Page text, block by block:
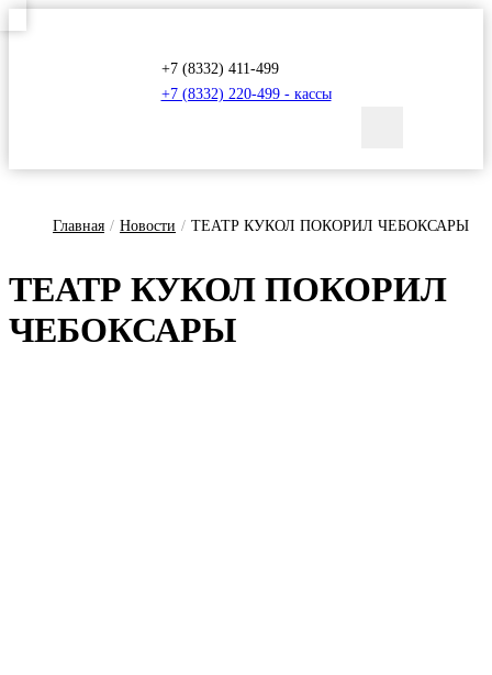
+7 (8332) 411-499
+7 (8332) 220-499 - кассы
Главная / Новости / ТЕАТР КУКОЛ ПОКОРИЛ ЧЕБОКСАРЫ
ТЕ­АТР КУ­КОЛ ПО­КО­РИЛ
ЧЕ­БОК­СА­РЫ